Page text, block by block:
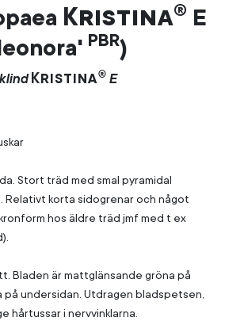
Kristina® E
PBR)
Kristina®E
Stort träd med smal pyramidal
Relativt korta sidogrenar och något
hos äldre träd jmf med t ex
Bladen är mattglänsande gröna på
på undersidan. Utdragen bladspetsen,
hårtussar i nervvinklarna.